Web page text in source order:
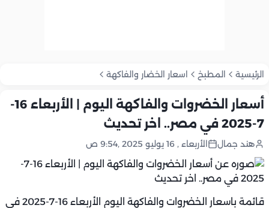
الرئيسية المطبخ اسعار الخضار والفاكهة
أسعار الخضروات والفاكهة اليوم | الأربعاء 16-
7-2025 في مصر.. اخر تحديث
هند جمال الأربعاء , 16 يوليو 2025 ,9:54 ص
قائمة باسعار الخضروات والفاكهة اليوم الأربعاء 16-7-2025 في